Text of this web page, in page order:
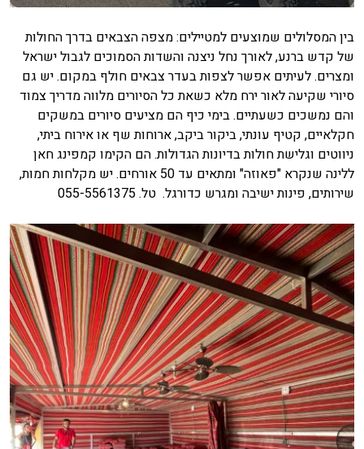
בין המסלולים שמוצעים למטיילים: מצפה הצבאים בדרך החולות
של קדש ברנע, לאורך נחל ניצנה והשדות הסמוכים לגבול ישראל
ומצרים. לעיתים אפשר לצפות בעדר צבאים חולף במקום. יש גם
סיורי שקיעה לאור ירח מלא כשאת כל הסיורים מלווה מדריך צמוד
והם נמשכים כשעתיים. בימי כיף הם מציעים סיורים במשקים
חקלאיים, קטיף עונתי, ביקור ביקב, ארוחות שף או אירוח ביתי,
ניווטים וגלישת חולות בדיונות הגדולות. הם הקימו קמפינג חאן
ללינה שנקרא "פאוזה" ומתאים עד 50 אורחים. יש מקלחות חמות,
שירותים, פינות ישיבה ומגרש כדורגל. טל. 055-5561375